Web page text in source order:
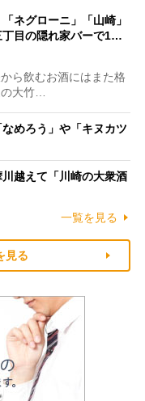
ネグローニ」「山崎」
丁目の隠れ家バーで1…
ら飲むお酒にはまた格
大竹…
めろう」や「キヌカツ
川越えて「川崎の大衆酒
一覧を見る
見る